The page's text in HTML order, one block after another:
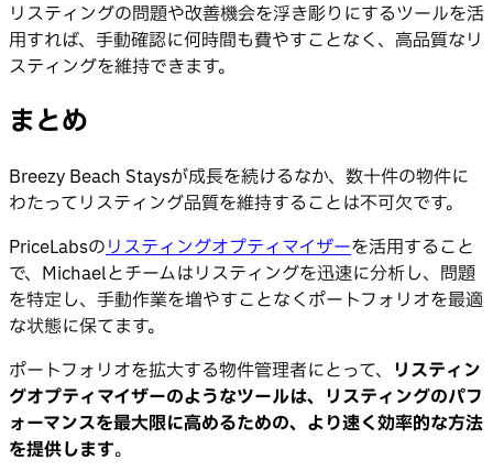
リスティングの問題や改善機会を浮き彫りにするツールを活
用すれば、手動確認に何時間も費やすことなく、高品質なリ
スティングを維持できます。
まとめ
Breezy Beach Staysが成長を続けるなか、数十件の物件に
わたってリスティング品質を維持することは不可欠です。
PriceLabsのリスティングオプティマイザーを活用すること
で、Michaelとチームはリスティングを迅速に分析し、問題
を特定し、手動作業を増やすことなくポートフォリオを最適
な状態に保てます。
ポートフォリオを拡大する物件管理者にとって、 リスティン
グオプティマイザーのようなツールは、リスティングのパフ
ォーマンスを最大限に高めるための、より速く効率的な方法
を提供します。